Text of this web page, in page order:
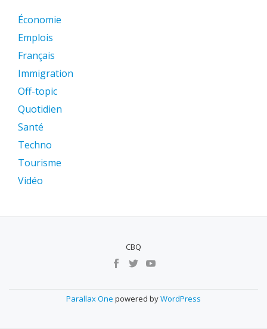
Économie
Emplois
Français
Immigration
Off-topic
Quotidien
Santé
Techno
Tourisme
Vidéo
CBQ
Parallax One powered byWordPress